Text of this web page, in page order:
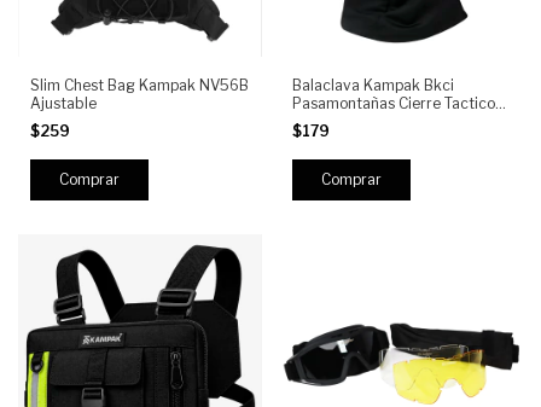
Slim Chest Bag Kampak NV56B
Ajustable
$259
Comprar
Balaclava Kampak Bkci
Pasamontañas Cierre Tactico
Moto
$179